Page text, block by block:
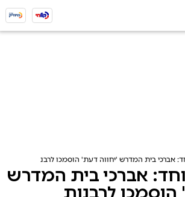
אברכי בית המדרש 'יחווה דעת' הוסמכו לרבנות
אברכי בית המדרש
לרבנות